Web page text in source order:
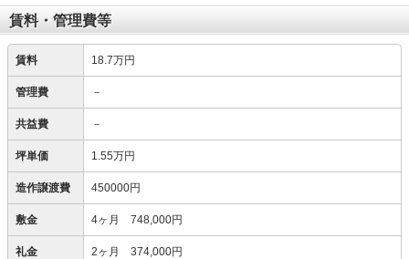
賃料・管理費等
賃料 18.7万円
管理費 －
共益費 －
坪単価 1.55万円
造作譲渡費 450000円
敷金 4ヶ月 748,000円
礼金 2ヶ月 374,000円